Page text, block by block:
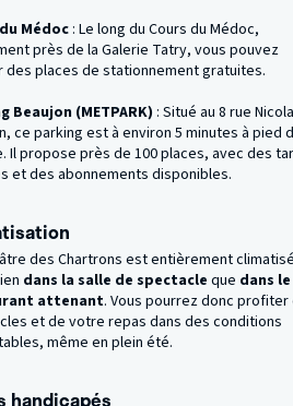
Médoc: Le long du Cours du Médoc,
près de la Galerie Tatry, vous pouvez
des places de stationnement gratuites.
Beaujon (METPARK) : Situé au 8 rue
ce parking est à environ 5 minutes à pied
Il propose près de 100 places, avec des
et des abonnements disponibles.
des Chartrons est entièrement
dans la salle de spectacle que dans le
attenant. Vous pourrez donc profiter
et de votre repas dans des conditions
même en plein été.
handicapés